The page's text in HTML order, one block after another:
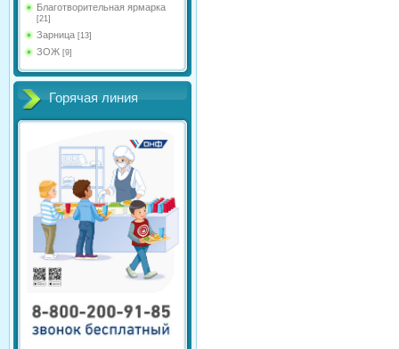
Благотворительная ярмарка
[21]
Зарница [13]
ЗОЖ [9]
Горячая линия